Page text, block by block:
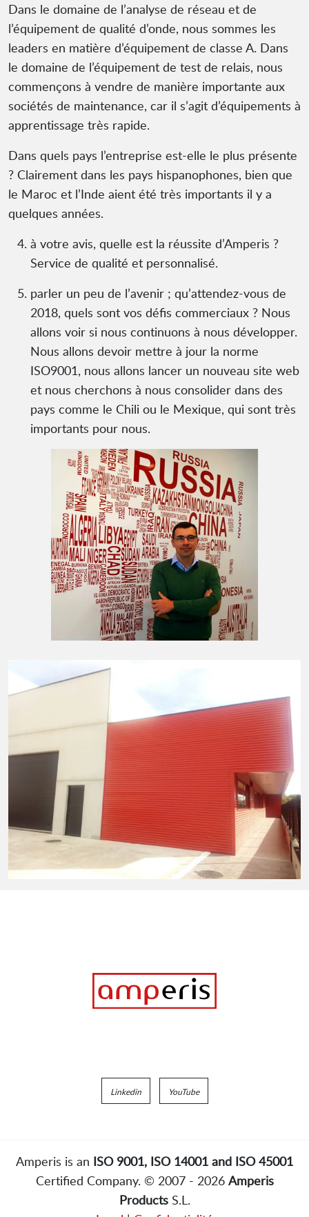
Dans le domaine de l’analyse de réseau et de
l’équipement de qualité d’onde, nous sommes les
leaders en matière d’équipement de classe A. Dans
le domaine de l’équipement de test de relais, nous
commençons à vendre de manière importante aux
sociétés de maintenance, car il s’agit d’équipements à
apprentissage très rapide.
Dans quels pays l’entreprise est-elle le plus présente
? Clairement dans les pays hispanophones, bien que
le Maroc et l’Inde aient été très importants il y a
quelques années.
à votre avis, quelle est la réussite d’Amperis ?
Service de qualité et personnalisé.
parler un peu de l’avenir ; qu’attendez-vous de
2018, quels sont vos défis commerciaux ? Nous
allons voir si nous continuons à nous développer.
Nous allons devoir mettre à jour la norme
ISO9001, nous allons lancer un nouveau site web
et nous cherchons à nous consolider dans des
pays comme le Chili ou le Mexique, qui sont très
importants pour nous.
Linkedin YouTube
Amperis is an ISO 9001, ISO 14001 and ISO 45001
Certified Company. © 2007 - 2026 Amperis
ProductsS.L.